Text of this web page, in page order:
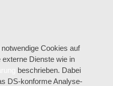
Cookies auf
Dienste wie in
beschrieben. Dabei
DS-konforme Analyse-